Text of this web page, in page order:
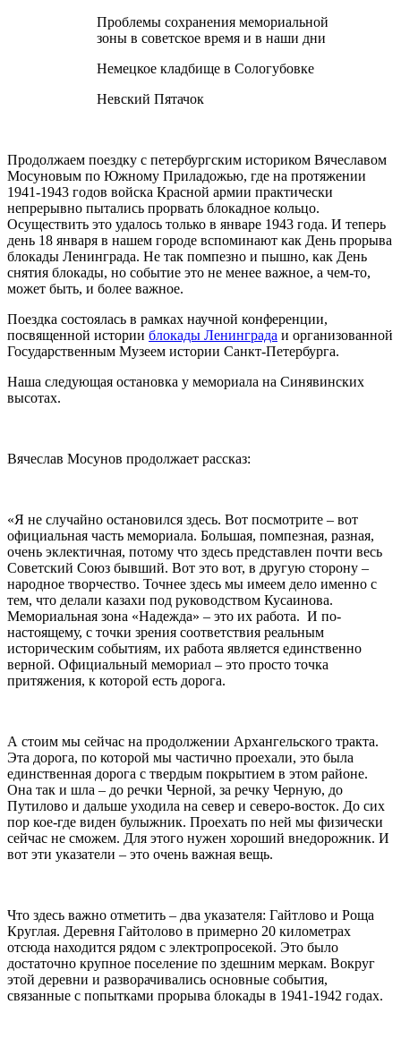
Проблемы сохранения мемориальной
зоны в советское время и в наши дни
Немецкое кладбище в Сологубовке
Невский Пятачок
Продолжаем поездку с петербургским историком Вячеславом
Мосуновым по Южному Приладожью, где на протяжении
1941-1943 годов войска Красной армии практически
непрерывно пытались прорвать блокадное кольцо.
Осуществить это удалось только в январе 1943 года. И теперь
день 18 января в нашем городе вспоминают как День прорыва
блокады Ленинграда. Не так помпезно и пышно, как День
снятия блокады, но событие это не менее важное, а чем-то,
может быть, и более важное.
Поездка состоялась в рамках научной конференции,
посвященной истории блокады Ленинграда и организованной
Государственным Музеем истории Санкт-Петербурга.
Наша следующая остановка у мемориала на Синявинских
высотах.
Вячеслав Мосунов продолжает рассказ:
«Я не случайно остановился здесь. Вот посмотрите – вот
официальная часть мемориала. Большая, помпезная, разная,
очень эклектичная, потому что здесь представлен почти весь
Советский Союз бывший. Вот это вот, в другую сторону –
народное творчество. Точнее здесь мы имеем дело именно с
тем, что делали казахи под руководством Кусаинова.
Мемориальная зона «Надежда» – это их работа. И по-
настоящему, с точки зрения соответствия реальным
историческим событиям, их работа является единственно
верной. Официальный мемориал – это просто точка
притяжения, к которой есть дорога.
А стоим мы сейчас на продолжении Архангельского тракта.
Эта дорога, по которой мы частично проехали, это была
единственная дорога с твердым покрытием в этом районе.
Она так и шла – до речки Черной, за речку Черную, до
Путилово и дальше уходила на север и северо-восток. До сих
пор кое-где виден булыжник. Проехать по ней мы физически
сейчас не сможем. Для этого нужен хороший внедорожник. И
вот эти указатели – это очень важная вещь.
Что здесь важно отметить – два указателя: Гайтлово и Роща
Круглая. Деревня Гайтолово в примерно 20 километрах
отсюда находится рядом с электропросекой. Это было
достаточно крупное поселение по здешним меркам. Вокруг
этой деревни и разворачивались основные события,
связанные с попытками прорыва блокады в 1941-1942 годах.